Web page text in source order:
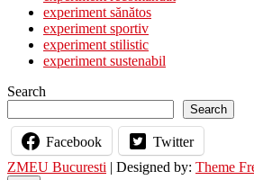
experiment sănătos
experiment sportiv
experiment stilistic
experiment sustenabil
Search
Search
Facebook
Twitter
ZMEU Bucuresti | Designed by: Theme